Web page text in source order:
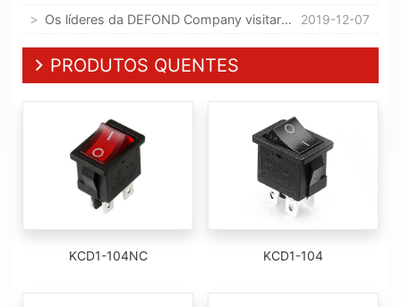
2019-12-07
Os líderes da DEFOND Company visitaram nossa empresa
PRODUTOS QUENTES
KCD1-104NC KCD1-104